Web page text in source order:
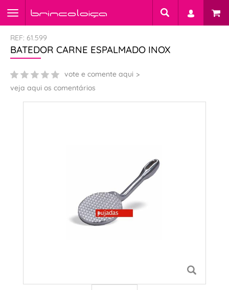
REF: 61.599
BATEDOR CARNE ESPALMADO INOX
vote e comente aqui
veja aqui os comentários